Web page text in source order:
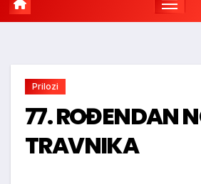
Prilozi
77. ROĐENDAN
TRAVNIKA